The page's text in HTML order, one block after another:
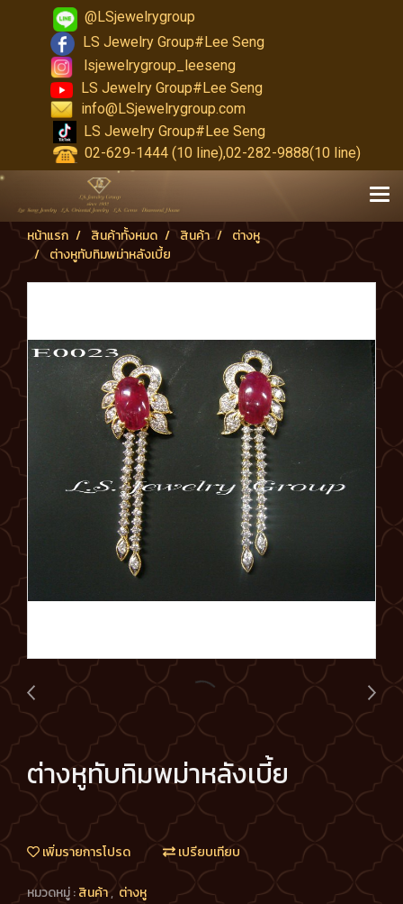
@LSjewelrygroup
LS Jewelry Group#Lee Seng
lsjewelrygroup_leeseng
LS Jewelry Group#Lee Seng
info@LSjewelrygroup.com
LS Jewelry Group#Lee Seng
02-629-1444 (10 line),02-282-9888(10 line)
หน้าแรก สินค้าทั้งหมด สินค้า
ต่างหู
ต่างหูทับทิมพม่าหลังเบี้ย
ต่างหูทับทิมพม่าหลังเบี้ย
เพิ่มรายการโปรด เปรียบเทียบ
หมวดหมู่ :สินค้า, ต่างหู